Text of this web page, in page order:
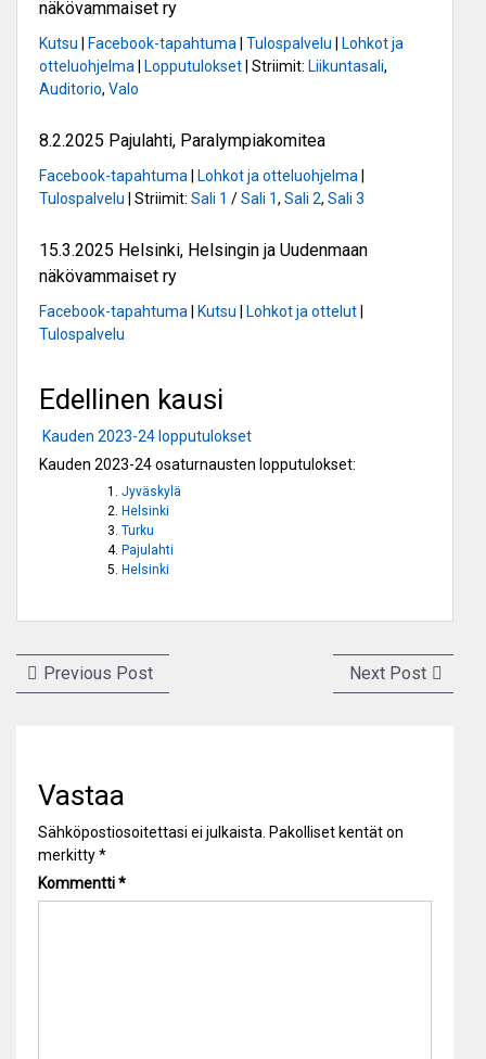
näkövammaiset ry
Kutsu Facebook-tapahtuma Tulospalvelu
Lohkot ja
otteluohjelma
Lopputulokset | Striimit: Liikuntasali,
Auditorio, Valo
8.2.2025 Pajulahti, Paralympiakomitea
Facebook-tapahtuma Lohkot ja otteluohjelma
Tulospalvelu | Striimit: Sali 1 /Sali 1, Sali 2, Sali 3
15.3.2025 Helsinki, Helsingin ja Uudenmaan
näkövammaiset ry
Facebook-tapahtuma Kutsu Lohkot ja ottelut
Tulospalvelu
Edellinen kausi
Kauden 2023-24 lopputulokset
Kauden 2023-24 osaturnausten lopputulokset:
Jyväskylä
Helsinki
Turku
Pajulahti
Helsinki
Artikkelien
Previous PostPrevious
post:
Next PostNext
post:
Vastaa
Sähköpostiosoitettasi ei julkaista. Pakolliset kentät on
merkitty*
Kommentti*